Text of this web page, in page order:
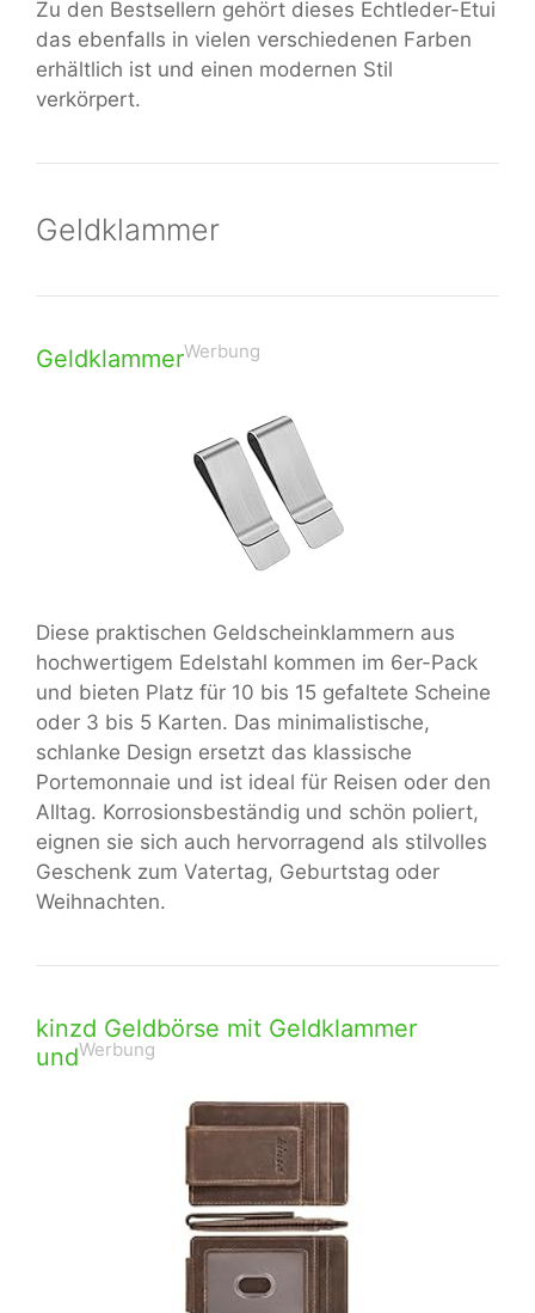
Zu den Bestsellern gehört dieses Echtleder-Etui
das ebenfalls in vielen verschiedenen Farben
erhältlich ist und einen modernen Stil
verkörpert.
Geldklammer
GeldklammerWerbung
Diese praktischen Geldscheinklammern aus
hochwertigem Edelstahl kommen im 6er-Pack
und bieten Platz für 10 bis 15 gefaltete Scheine
oder 3 bis 5 Karten. Das minimalistische,
schlanke Design ersetzt das klassische
Portemonnaie und ist ideal für Reisen oder den
Alltag. Korrosionsbeständig und schön poliert,
eignen sie sich auch hervorragend als stilvolles
Geschenk zum Vatertag, Geburtstag oder
Weihnachten.
kinzd Geldbörse mit Geldklammer
undWerbung